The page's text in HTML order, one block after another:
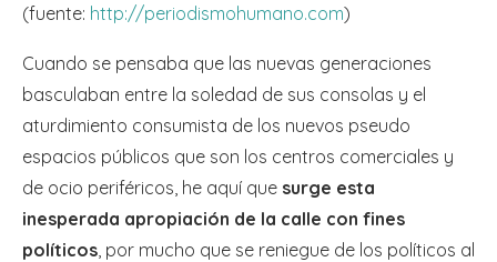
(fuente: http://periodismohumano.com)
Cuando se pensaba que las nuevas generaciones
basculaban entre la soledad de sus consolas y el
aturdimiento consumista de los nuevos pseudo
espacios públicos que son los centros comerciales y
de ocio periféricos, he aquí que surge esta
inesperada apropiación de la calle con fines
políticos , por mucho que se reniegue de los políticos al